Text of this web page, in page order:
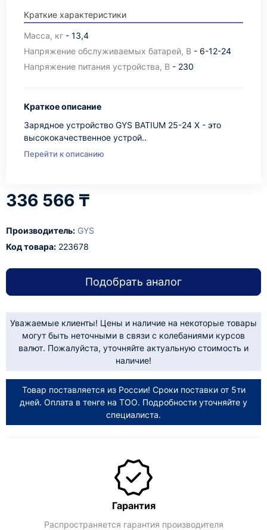
Краткие характеристики
Масса, кг - 13,4
Напряжение обслуживаемых батарей, В - 6-12-24
Напряжение питания устройства, В - 230
Краткое описание
Зарядное устройство GYS BATIUM 25-24 X - это
высококачественное устрой..
Перейти к описанию
336 566 ₸
Производитель: GYS
Код товара: 223678
Подобрать аналог
Уважаемые клиенты! Цены и наличие на некоторые товары
могут быть неточными в связи с колебаниями курсов
валют. Пожалуйста, уточняйте актуальную стоимость и
наличие!
Товар поставляется из России! Сроки поставки от 5ти
дней. Оплата в тенге на ТОО. Подробности уточняйте у
специалиста.
Гарантия
Распространяется гарантия производителя